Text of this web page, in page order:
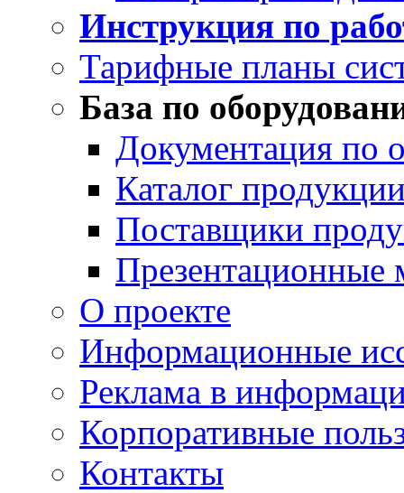
Инструкция по
Тарифные планы
База по
Документация по
Каталог
Поставщики
Презентационные
О проекте
Информационные
Реклама в
Корпоративные
Контакты